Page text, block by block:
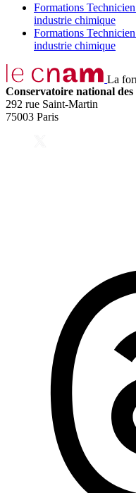
Formations
industrie chimique
Formations
industrie chimique
La
Conservatoire national des
292 rue Saint-Martin
75003 Paris